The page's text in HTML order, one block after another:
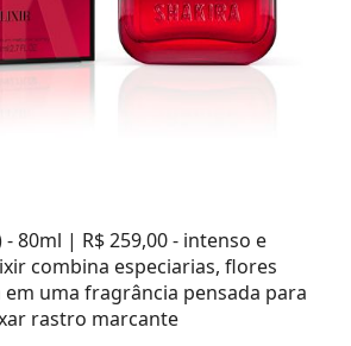
- 80ml | R$ 259,00 - intenso e
combina especiarias, flores
uma fragrância pensada para
rastro marcante